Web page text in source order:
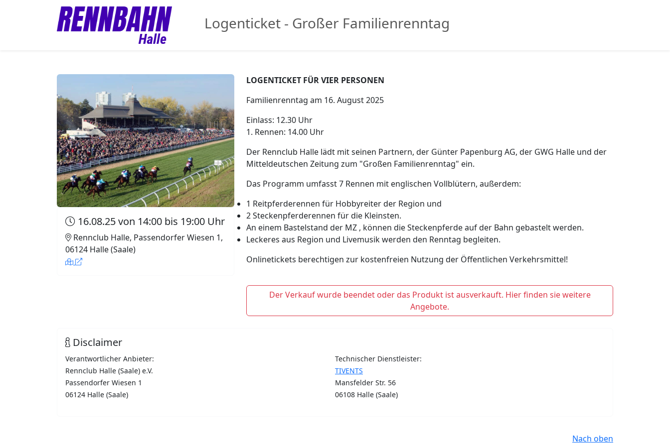
Logenticket - Großer Familienrenntag
16.08.25 von 14:00 bis 19:00 Uhr
Rennclub Halle, Passendorfer Wiesen 1,
06124 Halle (Saale)
LOGENTICKET FÜR VIER PERSONEN
Familienrenntag am 16. August 2025
Einlass: 12.30 Uhr
1. Rennen: 14.00 Uhr
Der Rennclub Halle lädt mit seinen Partnern, der Günter Papenburg AG, der GWG Halle und der
Mitteldeutschen Zeitung zum "Großen Familienrenntag" ein.
Das Programm umfasst 7 Rennen mit englischen Vollblütern, außerdem:
1 Reitpferderennen für Hobbyreiter der Region und
2 Steckenpferderennen für die Kleinsten.
An einem Bastelstand der MZ , können die Steckenpferde auf der Bahn gebastelt werden.
Leckeres aus Region und Livemusik werden den Renntag begleiten.
Onlinetickets berechtigen zur kostenfreien Nutzung der Öffentlichen Verkehrsmittel!
Der Verkauf wurde beendet oder das Produkt ist ausverkauft. Hier finden sie weitere
Angebote.
Disclaimer
Verantwortlicher Anbieter:
Rennclub Halle (Saale) e.V.
Passendorfer Wiesen 1
06124 Halle (Saale)
Technischer Dienstleister:
TIVENTS
Mansfelder Str. 56
06108 Halle (Saale)
Nach oben